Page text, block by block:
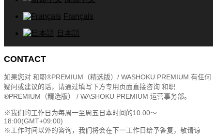
Français
日本語
CONTACT
如果您对 和职®PREMIUM（精选版）/ WASHOKU PREMIUM 有任何
疑问或建议的话，请通过填写下方专用页面直接咨询 和职
®PREMIUM（精选版） / WASHOKU PREMIUM 运营事务部。
※我们的工作日为每周一至周五日本时间的10:00～
18:00(GMT+09:00)
※工作时间以外的咨询，我们将会在下一工作日给予答复，敬请谅